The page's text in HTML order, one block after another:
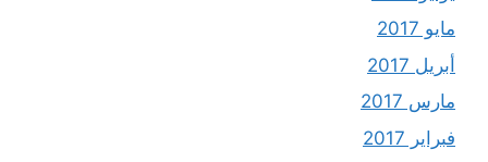
مايو 2017
أبريل 2017
مارس 2017
فبراير 2017